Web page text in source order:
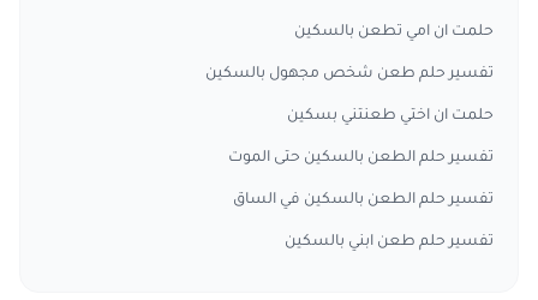
حلمت ان امي تطعن بالسكين
تفسير حلم طعن شخص مجهول بالسكين
حلمت ان اختي طعنتني بسكين
تفسير حلم الطعن بالسكين حتى الموت
تفسير حلم الطعن بالسكين في الساق
تفسير حلم طعن ابني بالسكين